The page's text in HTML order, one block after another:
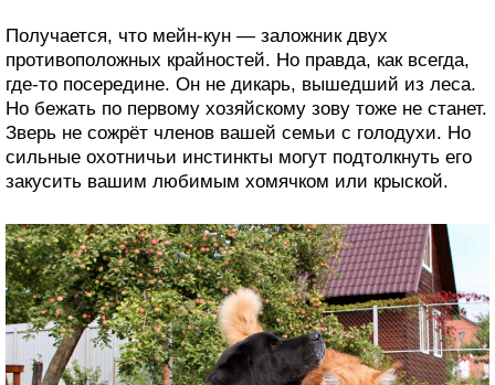
Получается, что мейн-кун — заложник двух
противоположных крайностей. Но правда, как всегда,
где-то посередине. Он не дикарь, вышедший из леса.
Но бежать по первому хозяйскому зову тоже не станет.
Зверь не сожрёт членов вашей семьи с голодухи. Но
сильные охотничьи инстинкты могут подтолкнуть его
закусить вашим любимым хомячком или крыской.